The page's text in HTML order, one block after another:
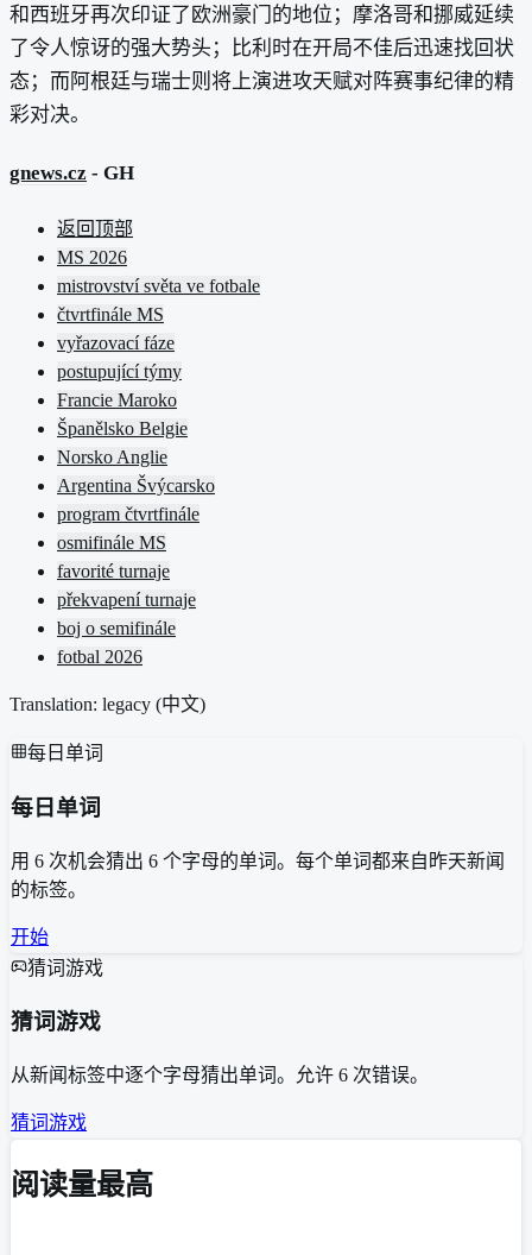
和西班牙再次印证了欧洲豪门的地位；摩洛哥和挪威延续
了令人惊讶的强大势头；比利时在开局不佳后迅速找回状
态；而阿根廷与瑞士则将上演进攻天赋对阵赛事纪律的精
彩对决。
gnews.cz - GH
返回顶部
MS 2026
mistrovství světa ve fotbale
čtvrtfinále MS
vyřazovací fáze
postupující týmy
Francie Maroko
Španělsko Belgie
Norsko Anglie
Argentina Švýcarsko
program čtvrtfinále
osmifinále MS
favorité turnaje
překvapení turnaje
boj o semifinále
fotbal 2026
Translation: legacy (中文)
每日单词
每日单词
用 6 次机会猜出 6 个字母的单词。每个单词都来自昨天新闻
的标签。
开始
猜词游戏
猜词游戏
从新闻标签中逐个字母猜出单词。允许 6 次错误。
猜词游戏
阅读量最高